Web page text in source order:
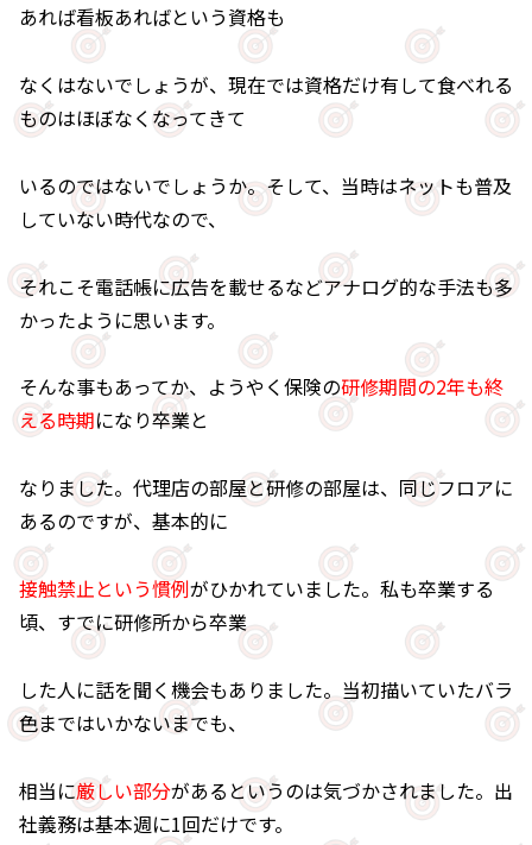
あれば看板あればという資格も
なくはないでしょうが、現在では資格だけ有して食べれる
ものはほぼなくなってきて
いるのではないでしょうか。そして、当時はネットも普及
していない時代なので、
それこそ電話帳に広告を載せるなどアナログ的な手法も多
かったように思います。
そんな事もあってか、ようやく保険の研修期間の2年も終
える時期になり卒業と
なりました。代理店の部屋と研修の部屋は、同じフロアに
あるのですが、基本的に
接触禁止という慣例がひかれていました。私も卒業する
頃、すでに研修所から卒業
した人に話を聞く機会もありました。当初描いていたバラ
色まではいかないまでも、
相当に厳しい部分があるというのは気づかされました。出
社義務は基本週に1回だけです。